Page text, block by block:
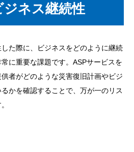
ジネス継続性
た際に、ビジネスをどのように継続
に重要な課題です。ASPサービスを
者がどのような災害復旧計画やビジ
かを確認することで、万が一のリス